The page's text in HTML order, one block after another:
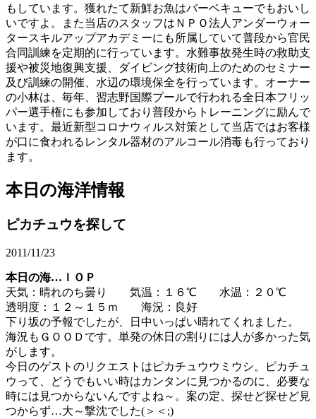
もしています。獲れたて新鮮お魚はバーベキューでもおいし
いですよ。また当店のスタッフはＮＰＯ法人アンダーウォー
タースキルアップアカデミーにも所属していて普段から官民
合同訓練を定期的に行っています。水難事故発生時の救助支
援や被災地復興支援、ダイビング技術向上のためのセミナー
及び訓練の開催、水辺の環境保全を行っています。オーナー
の小林は、毎年、習志野国際プールで行われる全日本フリッ
パー選手権にも参加しており普段からトレーニングに励んで
います。最近新型コロナウィルス対策として当店ではお客様
が口に食われるレンタル器材のアルコール消毒も行っており
ます。
本日の海洋情報
ピカチュウを探して
2011/11/23
本日の海…ＩＯＰ
天気：晴れのち曇り 気温：１６℃ 水温：２０℃
透明度：１２～１５ｍ 海況：良好
下り坂の予報でしたが、日中いっぱい晴れてくれました。
海況もＧＯＯＤです。単発の休日の割りには人が多かった気
がします。
今日のゲストのリクエストはピカチュウウミウシ。ピカチュ
ウって、どうでもいい時はカンタンに見つかるのに、必要な
時には見つからないんですよね～。案の定、探せど探せど見
つからず…大～撃沈でした(＞＜;)